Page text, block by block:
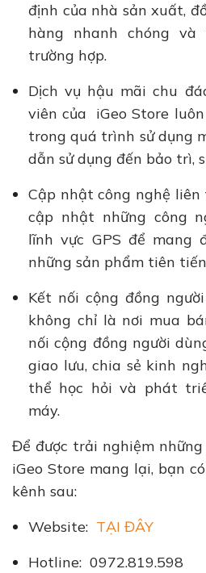
định của nhà sản xuất,
hàng nhanh chóng
trường hợp.
Dịch vụ hậu mãi chu
viên của iGeo Store
trong quá trình sử dụng
dẫn sử dụng đến bảo trì,
Cập nhật công nghệ
cập nhật những công
lĩnh vực GPS để mang
những sản phẩm tiên
Kết nối cộng đồng
không chỉ là nơi mua
nối cộng đồng người
giao lưu, chia sẻ kinh
thể học hỏi và phát
máy.
Để được trải nghiệm
iGeo Store mang lại, bạn
kênh sau:
Website: TẠI ĐÂY
Hotline: 0972.819.598